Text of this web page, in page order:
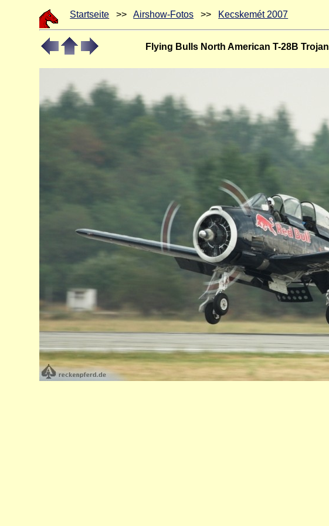
Startseite >>Airshow-Fotos >> Kecskemét 2007
Flying Bulls North American T-28B Trojan